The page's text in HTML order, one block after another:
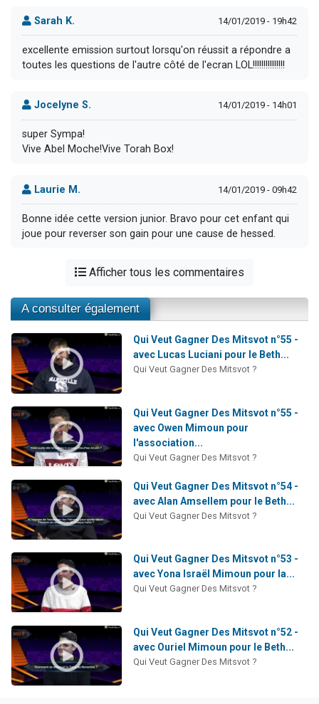
Sarah K. 14/01/2019 - 19h42
excellente emission surtout lorsqu'on réussit a répondre a
toutes les questions de l'autre côté de l'ecran LOL!!!!!!!!!!!!!!!
Jocelyne S. 14/01/2019 - 14h01
super Sympa!
Vive Abel Moche!Vive Torah Box!
Laurie M. 14/01/2019 - 09h42
Bonne idée cette version junior. Bravo pour cet enfant qui
joue pour reverser son gain pour une cause de hessed.
Afficher tous les commentaires
A consulter également
Qui Veut Gagner Des Mitsvot n°55 -
avec Lucas Luciani pour le Beth...
Qui Veut Gagner Des Mitsvot ?
Qui Veut Gagner Des Mitsvot n°55 -
avec Owen Mimoun pour
l'association...
Qui Veut Gagner Des Mitsvot ?
Qui Veut Gagner Des Mitsvot n°54 -
avec Alan Amsellem pour le Beth...
Qui Veut Gagner Des Mitsvot ?
Qui Veut Gagner Des Mitsvot n°53 -
avec Yona Israël Mimoun pour la...
Qui Veut Gagner Des Mitsvot ?
Qui Veut Gagner Des Mitsvot n°52 -
avec Ouriel Mimoun pour le Beth...
Qui Veut Gagner Des Mitsvot ?